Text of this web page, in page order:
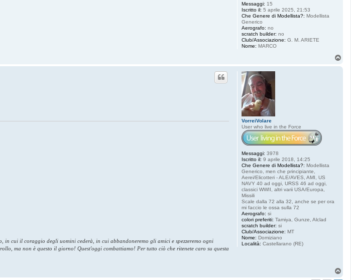
Messaggi: 15
Iscritto il: 5 aprile 2025, 21:53
Che Genere di Modellista?: Modellista
Generico
Aerografo: no
scratch builder: no
Club/Associazione: G. M. ARIETE
Nome: MARCO
VorreiVolare
User who live in the Force
Messaggi: 3978
Iscritto il: 9 aprile 2018, 14:25
Che Genere di Modellista?: Modellista
Generico, men che principiante,
Aerei/Elicotteri - ALE/AVES, AMI, US
NAVY 40 ad oggi, URSS 46 ad oggi,
classici WWII, altri varii USA/Europa,
Missili
Scale dalla 72 alla 32, anche se per ora
mi faccio le ossa sulla 72
Aerografo: si
colori preferiti: Tamiya, Gunze, Alclad
scratch builder: si
Club/Associazione: MT
Nome: Domiziano
Località: Castellarano (RE)
cui il coraggio degli uomini cederà, in cui abbandoneremo gli amici e spezzeremo ogni
ma non è questo il giorno! Quest'oggi combattiamo! Per tutto ciò che ritenete caro su questa